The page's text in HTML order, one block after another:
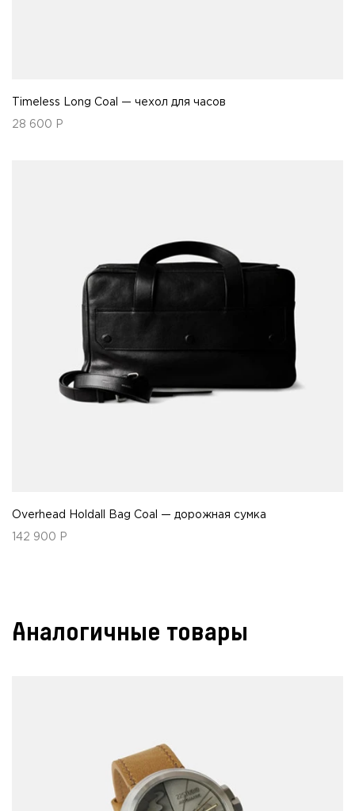
Timeless Long Coal — чехол для часов
28 600 Р
Overhead Holdall Bag Coal — дорожная сумка
142 900 Р
Аналогичные товары